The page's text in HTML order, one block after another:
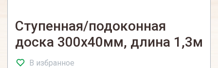
Ступенная/подоконная
доска 300х40мм, длина 1,3м
В избранное